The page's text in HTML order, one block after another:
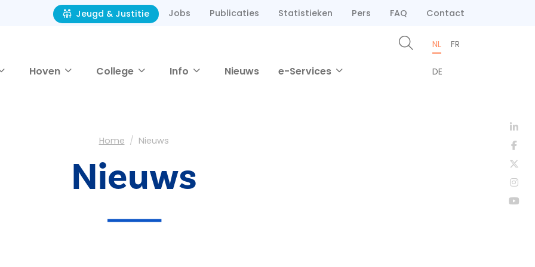
Jeugd & Justitie Jobs Publicaties Statistieken Pers FAQ Contact
Hoven College Info Nieuws e-Services
NL FR
DE
Home Nieuws
Nieuws